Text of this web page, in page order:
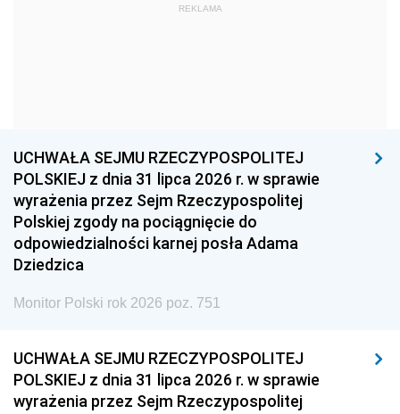
1959
1939 1938 1937
1936 1930
REKLAMA
UCHWAŁA SEJMU RZECZYPOSPOLITEJ
POLSKIEJ z dnia 31 lipca 2026 r. w sprawie
wyrażenia przez Sejm Rzeczypospolitej
Polskiej zgody na pociągnięcie do
odpowiedzialności karnej posła Adama
Dziedzica
Monitor Polski rok 2026 poz. 751
UCHWAŁA SEJMU RZECZYPOSPOLITEJ
POLSKIEJ z dnia 31 lipca 2026 r. w sprawie
wyrażenia przez Sejm Rzeczypospolitej